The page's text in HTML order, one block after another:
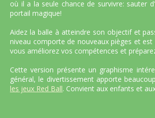
où il a la seule chance de survivre: sauter
portail magique!
Aidez la balle à atteindre son objectif et
niveau comporte de nouveaux pièges et
vous améliorez vos compétences et
Cette version présente un graphisme
général, le divertissement apporte
les jeux Red Ball. Convient aux enfants et